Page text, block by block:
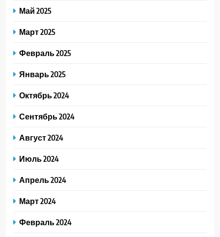
Май 2025
Март 2025
Февраль 2025
Январь 2025
Октябрь 2024
Сентябрь 2024
Август 2024
Июль 2024
Апрель 2024
Март 2024
Февраль 2024